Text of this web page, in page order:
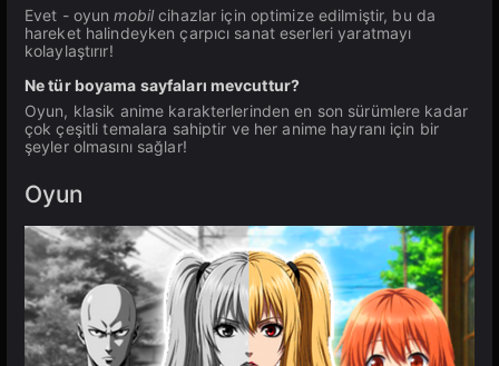
Evet - oyunmobilcihazlar için optimize edilmiştir, bu da
hareket halindeyken çarpıcı sanat eserleri yaratmayı
kolaylaştırır!
Ne tür boyama sayfaları mevcuttur?
Oyun, klasik anime karakterlerinden en son sürümlere kadar
çok çeşitli temalara sahiptir ve her anime hayranı için bir
şeyler olmasını sağlar!
Oyun